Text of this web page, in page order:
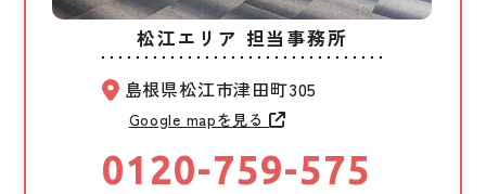
松江エリア 担当事務所
島根県松江市津田町305
Google mapを見る
0120-759-575